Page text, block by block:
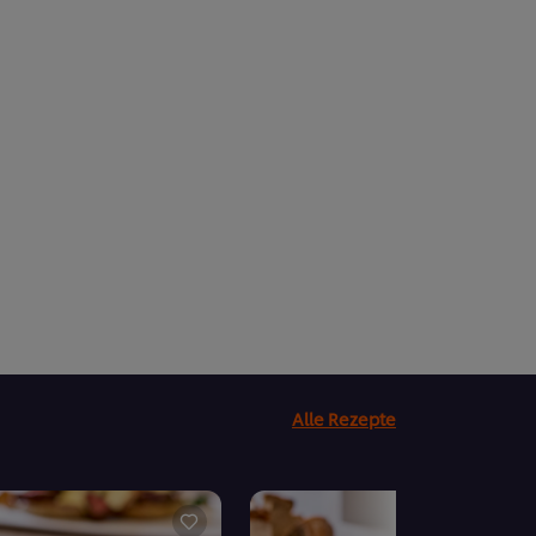
Alle Rezepte